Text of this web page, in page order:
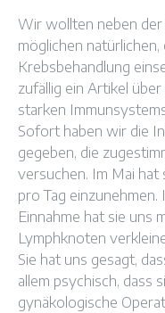
Wir wollten neben der
möglichen
Krebsbehandlung
zufällig ein Artikel
starken
Sofort haben wir die
gegeben, die
versuchen. Im Mai
pro Tag
Einnahme hat sie uns
Lymphknoten
Sie hat uns gesagt,
allem psychisch, dass
gynäkologische